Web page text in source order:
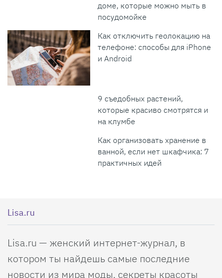
доме, которые можно мыть в
посудомойке
Как отключить геолокацию на
телефоне: способы для iPhone
и Android
9 съедобных растений,
которые красиво смотрятся и
на клумбе
Как организовать хранение в
ванной, если нет шкафчика: 7
практичных идей
Lisa.ru
Lisa.ru — женский интернет-журнал, в
котором ты найдешь самые последние
новости из мира моды, секреты красоты